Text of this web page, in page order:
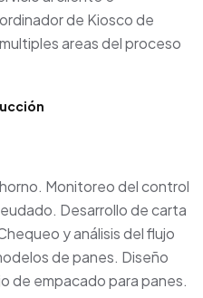
de Kiosco de
areas del proceso
Monitoreo del control
Desarrollo de carta
y análisis del flujo
de panes. Diseño
de empacado para panes.